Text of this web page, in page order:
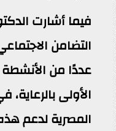
فيما أشارت
التضامن
عددًا من
الأولى
المصرية لدعم